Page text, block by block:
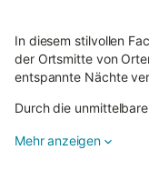
In diesem stilvollen
der Ortsmitte von
entspannte Nächte
Durch die
Radfahrer, aber auch
Mehr anzeigen